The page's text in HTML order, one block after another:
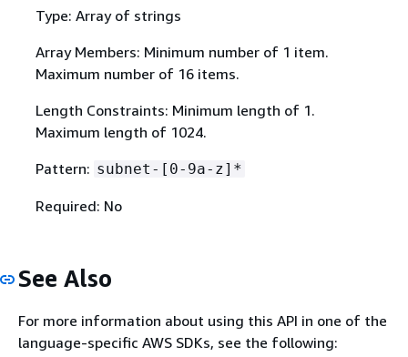
Type: Array of strings
Array Members: Minimum number of 1 item.
Maximum number of 16 items.
Length Constraints: Minimum length of 1.
Maximum length of 1024.
Pattern: subnet-[0-9a-z]*
Required: No
See Also
For more information about using this API in one of the
language-specific AWS SDKs, see the following: